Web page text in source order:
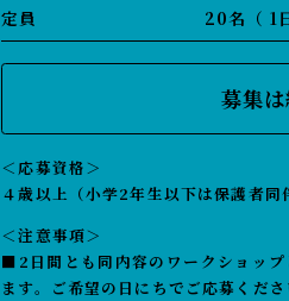
定員
20名（ 1
募集
＜応募資格＞
４歳以上（小学2年生以下は保護者同
＜注意事項＞
■2日間とも同内容のワークショップ
ます。ご希望の日にちでご応募くださ